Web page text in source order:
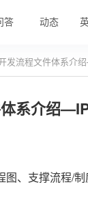
答 动态
发流程文件体系介
体系介绍
、支撑流程/制